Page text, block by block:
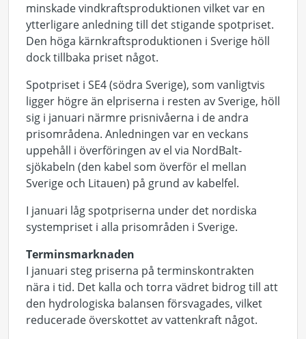
minskade vindkraftsproduktionen vilket var en
ytterligare anledning till det stigande spotpriset.
Den höga kärnkraftsproduktionen i Sverige höll
dock tillbaka priset något.
Spotpriset i SE4 (södra Sverige), som vanligtvis
ligger högre än elpriserna i resten av Sverige, höll
sig i januari närmre prisnivåerna i de andra
prisområdena. Anledningen var en veckans
uppehåll i överföringen av el via NordBalt-
sjökabeln (den kabel som överför el mellan
Sverige och Litauen) på grund av kabelfel.
I januari låg spotpriserna under det nordiska
systempriset i alla prisområden i Sverige.
Terminsmarknaden
I januari steg priserna på terminskontrakten
nära i tid. Det kalla och torra vädret bidrog till att
den hydrologiska balansen försvagades, vilket
reducerade överskottet av vattenkraft något.